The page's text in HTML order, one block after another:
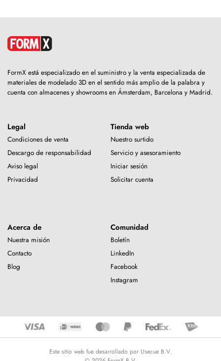
FormX está especializado en el suministro y la venta especializada de
materiales de modelado 3D en el sentido más amplio de la palabra y
cuenta con almacenes y showrooms en Ámsterdam, Barcelona y Madrid.
Legal
Condiciones de venta
Descargo de responsabilidad
Aviso legal
Privacidad
Tienda web
Nuestro surtido
Servicio y asesoramiento
Iniciar sesión
Solicitar cuenta
Acerca de
Nuestra misión
Contacto
Blog
Comunidad
Boletín
LinkedIn
Facebook
Instagram
Este sitio web fue desarrollado por Usecue B.V.